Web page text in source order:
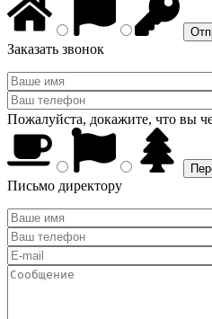
Заказать звонок
Пожалуйста, докажите, что вы
Письмо директору